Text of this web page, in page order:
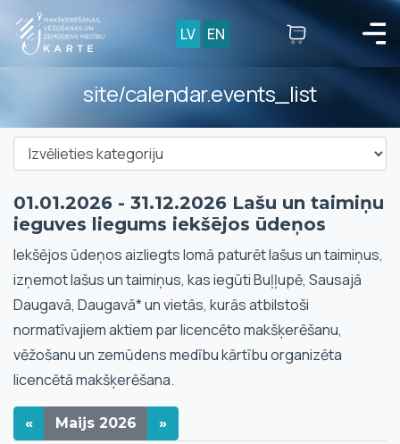
LV EN
site/calendar.events_list
01.01.2026 - 31.12.2026 Lašu un taimiņu
ieguves liegums iekšējos ūdeņos
Iekšējos ūdeņos aizliegts lomā paturēt lašus un taimiņus,
izņemot lašus un taimiņus, kas iegūti Buļļupē, Sausajā
Daugavā, Daugavā* un vietās, kurās atbilstoši
normatīvajiem aktiem par licencēto makšķerēšanu,
vēžošanu un zemūdens medību kārtību organizēta
licencētā makšķerēšana.
« Maijs 2026 »